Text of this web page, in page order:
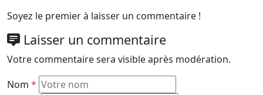
Soyez le premier à laisser un commentaire !
Laisser un commentaire
Votre commentaire sera visible après modération.
Nom *